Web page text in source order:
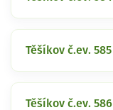
Těšíkov č.ev. 585
Těšíkov č.ev. 586